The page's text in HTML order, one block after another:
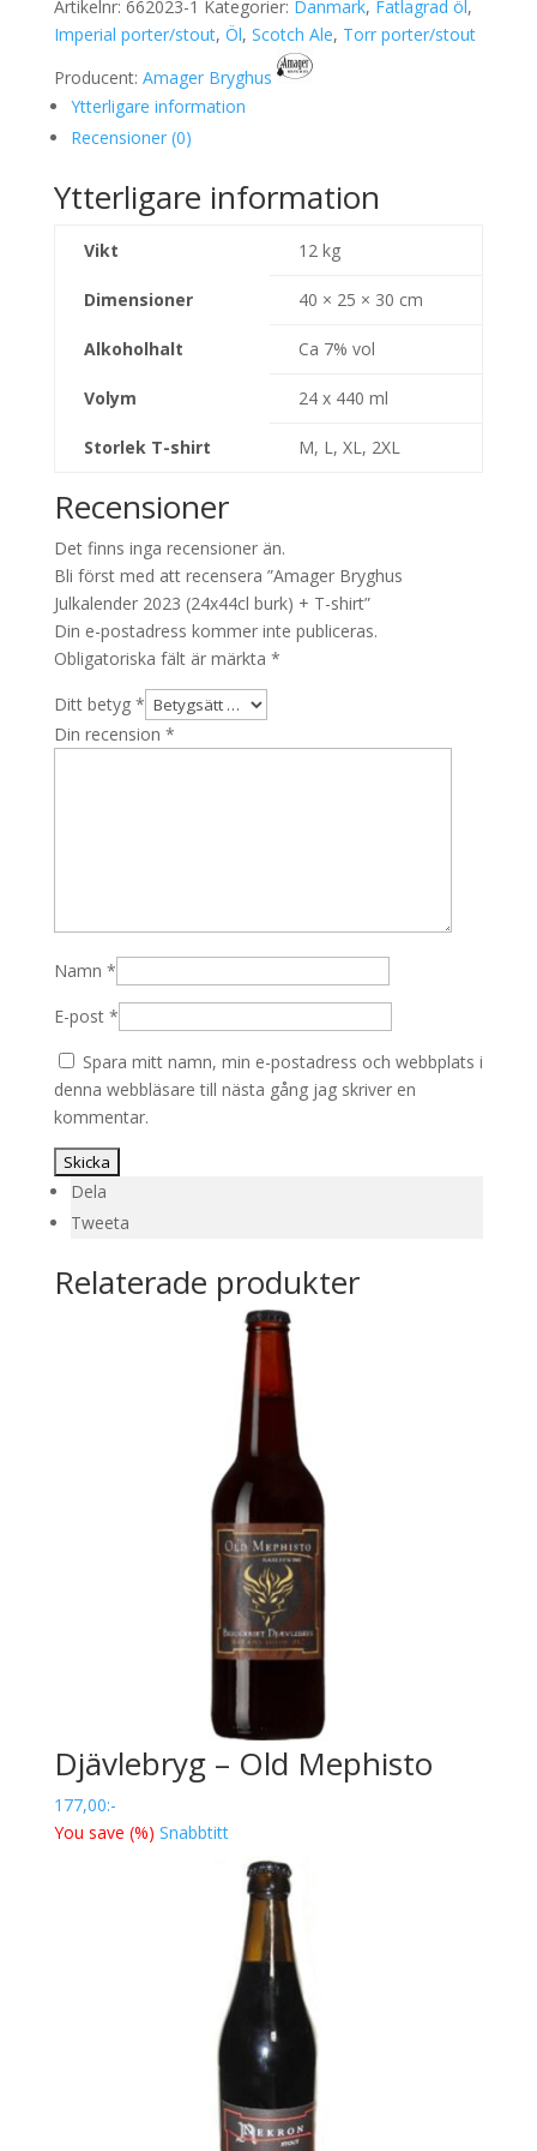
Artikelnr: 662023-1 Kategorier: Danmark, Fatlagrad öl,
Imperial porter/stout, Öl, Scotch Ale, Torr porter/stout
Producent: Amager Bryghus
Ytterligare information
Recensioner (0)
Ytterligare information
Vikt 12 kg
Dimensioner 40 × 25 × 30 cm
Alkoholhalt Ca 7% vol
Volym 24 x 440 ml
Storlek T-shirt M, L, XL, 2XL
Recensioner
Det finns inga recensioner än.
Bli först med att recensera ”Amager Bryghus
Julkalender 2023 (24x44cl burk) + T-shirt”
Din e-postadress kommer inte publiceras.
Obligatoriska fält är märkta *
Ditt betyg *
Din recension *
Namn *
E-post *
Spara mitt namn, min e-postadress och webbplats i
denna webbläsare till nästa gång jag skriver en
kommentar.
Dela
Tweeta
Relaterade produkter
Djävlebryg – Old Mephisto
177,00:-
You save (%) Snabbtitt